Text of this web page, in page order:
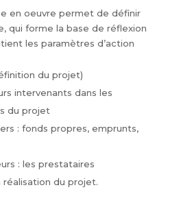
en oeuvre permet de définir
qui forme la base de réflexion
les paramètres d’action
du projet)
intervenants dans les
du projet
: fonds propres, emprunts,
: les prestataires
réalisation du projet.